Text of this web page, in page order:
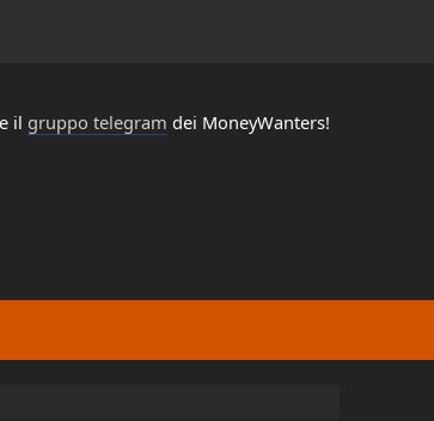
il gruppo telegram dei MoneyWanters!